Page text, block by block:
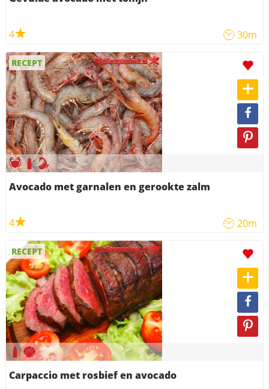
4 30m
RECEPT
Avocado met garnalen en gerookte zalm
4 20m
RECEPT
Carpaccio met rosbief en avocado